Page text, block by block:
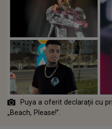
Puya a oferit declarații cu
„Beach, Please!”.